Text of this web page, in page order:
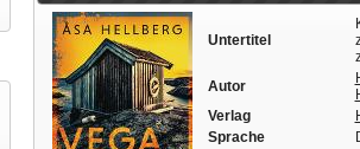
Untertitel
Autor
Verlag
Sprache